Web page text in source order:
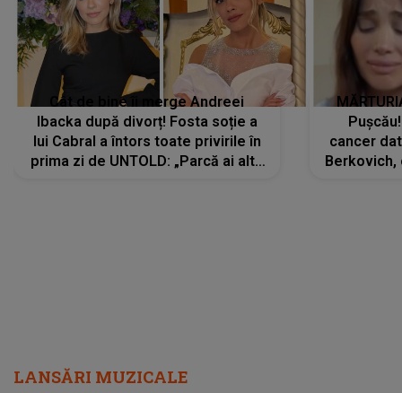
Cât de bine îi merge Andreei
Ibacka după divorț! Fosta soție a
lui Cabral a întors toate privirile în
prima zi de UNTOLD: „Parcă ai altă
cancer
Berkovich,
LANSĂRI MUZICALE